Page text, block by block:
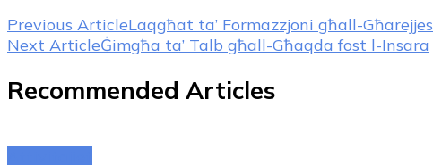
Post
Navigation
Previous ArticleLaqgħat ta’ Formazzjoni għall-Għarejjes
Next ArticleĠimgħa ta’ Talb għall-Għaqda fost l-Insara
Recommended Articles